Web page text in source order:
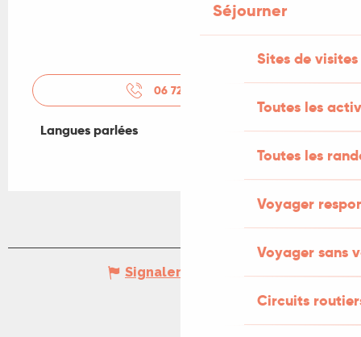
Séjourner
Sites de visites
Toutes les
Toutes les
Voyager
Voyager sans
Circuits
06 72 01 05
Langues parlées
Langues parlées
Signaler une erreur